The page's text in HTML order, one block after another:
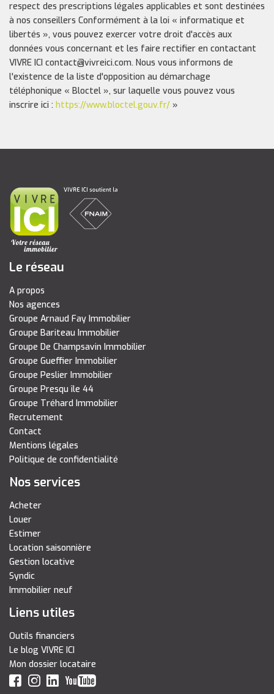
respect des prescriptions légales applicables et sont destinées
à nos conseillers Conformément à la loi « informatique et
libertés », vous pouvez exercer votre droit d'accès aux
données vous concernant et les faire rectifier en contactant
VIVRE ICI contact@vivreici.com. Nous vous informons de
l'existence de la liste d'opposition au démarchage
téléphonique « Bloctel », sur laquelle vous pouvez vous
inscrire ici : https://www.bloctel.gouv.fr/ »
Le réseau
A propos
Nos agences
Groupe Arnaud Fay Immobilier
Groupe Bariteau Immobilier
Groupe De Champsavin Immobilier
Groupe Gueffier Immobilier
Groupe Peslier Immobilier
Groupe Presqu île 44
Groupe Tréhard Immobilier
Recrutement
Contact
Mentions légales
Politique de confidentialité
Nos services
Acheter
Louer
Estimer
Location saisonnière
Gestion locative
Syndic
Immobilier neuf
Liens utiles
Outils financiers
Le blog VIVRE ICI
Mon dossier locataire